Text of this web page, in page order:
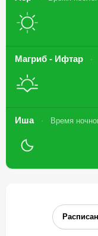
Магриб - Ифтар
Иша Время